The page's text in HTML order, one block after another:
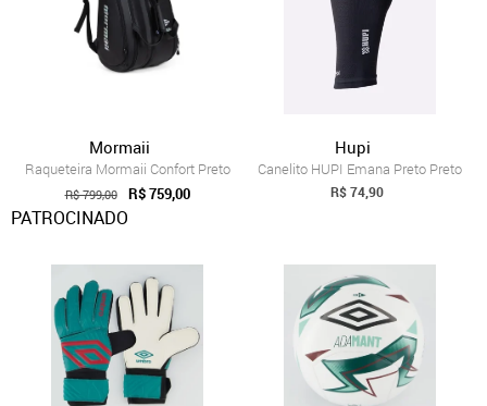
Mormaii
Raqueteira Mormaii Confort Preto
R$ 799,00 R$ 759,00
PATROCINADO
Hupi
Canelito HUPI Emana Preto Preto
R$ 74,90